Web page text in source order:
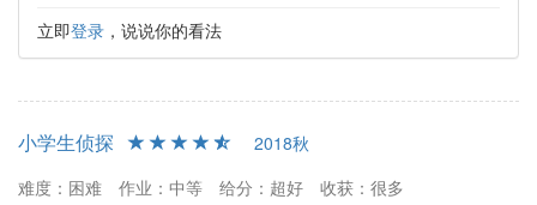
立即登录 ，说说你的看法
小学生侦探
2018秋
难度：困难
作业：中等 给分：超好
收获：很多